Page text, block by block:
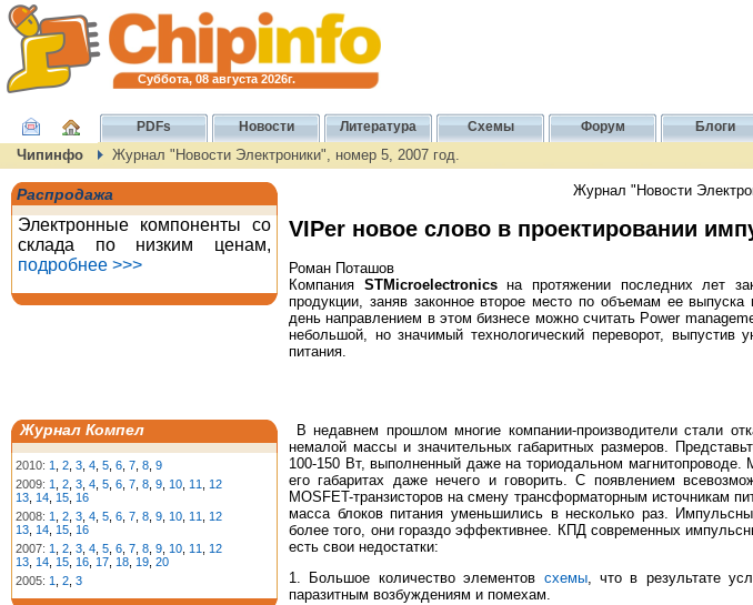
Суббота, 08 августа 2026г.
PDFs Новости Литература Схемы Форум Блоги
Чипинфо Журнал "Новости Электроники", номер 5, 2007 год.
Распродажа
Электронные компоненты со
склада по низким ценам,
подробнее >>>
Журнал Компел
2010: 1 2 3 4 5 6 7 8 9
2009: 1 2 3 4 5 6 7 8 9 10 11
12
13 14 15 16
2008: 1 2 3 4 5 6 7 8 9 10 11
12
13 14 15 16
2007: 1 2 3 4 5 6 7 8 9 10 11
12
13 14 15 16 17 18 19 20
2005: 1 2 3
Журнал "Новости
VIPer новое слово в проектировании
Роман Поташов
Компания STMicroelectronicsна протяжении последних лет
продукции, заняв законное второе место по объемам ее
день направлением в этом бизнесе можно считать Power
небольшой, но значимый технологический переворот, выпустив
питания.
В недавнем прошлом многие компании-производители стали
немалой массы и значительных габаритных размеров.
100-150 Вт, выполненный даже на ториодальном магнитопроводе.
его габаритах даже нечего и говорить. С появлением
MOSFET-транзисторов на смену трансформаторным источникам
масса блоков питания уменьшились в несколько раз.
более того, они гораздо эффективнее. КПД современных
есть свои недостатки:
1. Большое количество элементов схемы, что в результате
паразитным возбуждениям и помехам.